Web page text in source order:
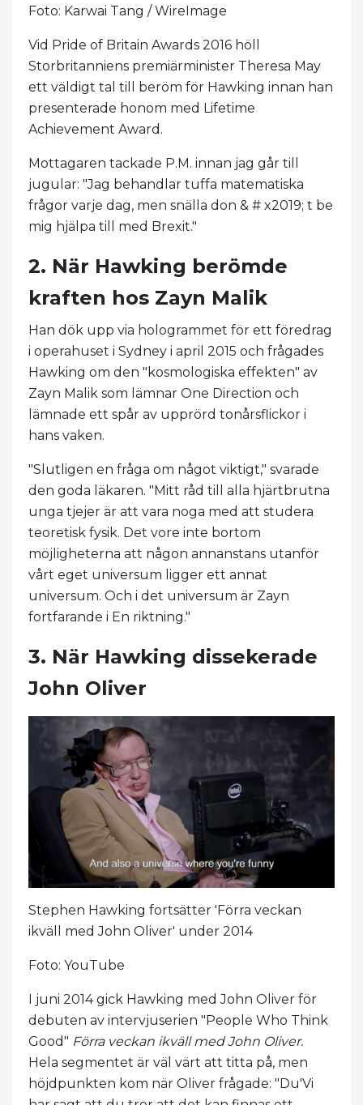
Foto: Karwai Tang / WireImage
Vid Pride of Britain Awards 2016 höll
Storbritanniens premiärminister Theresa May
ett väldigt tal till beröm för Hawking innan han
presenterade honom med Lifetime
Achievement Award.
Mottagaren tackade P.M. innan jag går till
jugular: "Jag behandlar tuffa matematiska
frågor varje dag, men snälla don & # x2019; t be
mig hjälpa till med Brexit."
2. När Hawking berömde
kraften hos Zayn Malik
Han dök upp via hologrammet för ett föredrag
i operahuset i Sydney i april 2015 och frågades
Hawking om den "kosmologiska effekten" av
Zayn Malik som lämnar One Direction och
lämnade ett spår av upprörd tonårsflickor i
hans vaken.
"Slutligen en fråga om något viktigt," svarade
den goda läkaren. "Mitt råd till alla hjärtbrutna
unga tjejer är att vara noga med att studera
teoretisk fysik. Det vore inte bortom
möjligheterna att någon annanstans utanför
vårt eget universum ligger ett annat
universum. Och i det universum är Zayn
fortfarande i En riktning."
3. När Hawking dissekerade
John Oliver
Stephen Hawking fortsätter 'Förra veckan
ikväll med John Oliver' under 2014
Foto: YouTube
I juni 2014 gick Hawking med John Oliver för
debuten av intervjuserien "People Who Think
Good" Förra veckan ikväll med John Oliver.
Hela segmentet är väl värt att titta på, men
höjdpunkten kom när Oliver frågade: "Du'Vi